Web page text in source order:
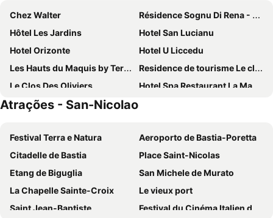
Chez Walter
Résidence Sognu Di Rena - Vacancéole
Hôtel Les Jardins
Hotel San Lucianu
Hotel Orizonte
Hotel U Liccedu
Les Hauts du Maquis by Terres de France
Residence de tourisme Le clos des Vendanges
Le Clos Des Oliviers
Hotel Spa Restaurant La Madrague
Hotel San Pellegrino
Atrações - San-Nicolao
Festival Terra e Natura
Aeroporto de Bastia-Poretta
Citadelle de Bastia
Place Saint-Nicolas
Etang de Biguglia
San Michele de Murato
La Chapelle Sainte-Croix
Le vieux port
Saint Jean-Baptiste
Festival du Cinéma Italien de Bastia